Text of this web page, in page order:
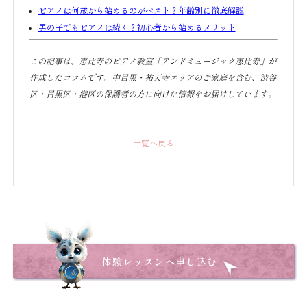
ピアノは何歳から始めるのがベスト？年齢別に徹底解説
男の子でもピアノは続く？初心者から始めるメリット
この記事は、恵比寿のピアノ教室「アンドミュージック恵比寿」が
作成したコラムです。中目黒・祐天寺エリアのご家庭を含む、渋谷
区・目黒区・港区の保護者の方に向けた情報をお届けしています。
一覧へ戻る
体験レッスンへ申し込む